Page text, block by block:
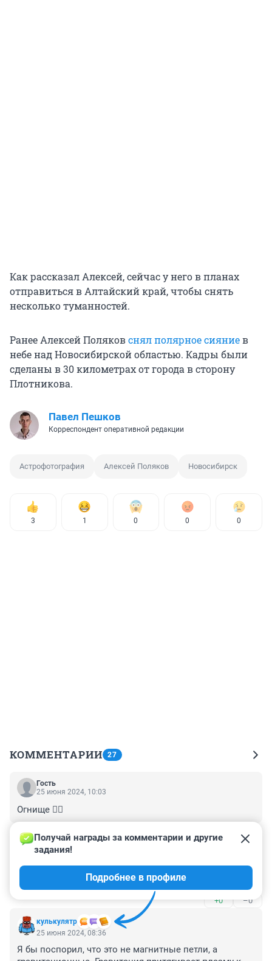
Как рассказал Алексей, сейчас у него в планах
отправиться в Алтайский край, чтобы снять
несколько туманностей.
Ранее Алексей Поляковснял полярное сияниев
небе над Новосибирской областью. Кадры были
сделаны в 30 километрах от города в сторону
Плотникова.
Павел Пешков
Корреспондент оперативной редакции
Астрофотография Алексей Поляков Новосибирск
3 1 0 0 0
КОММЕНТАРИИ 27
Гость
25 июня 2024, 10:03
Огнище ❤️‍🔥
–0
Гость
Не слезаю с телескопа
+0 –0
кулькулятр
Получай награды за комментарии и другие
задания!
Подробнее в профиле
25 июня 2024, 08:36
Я бы поспорил, что это не магнитные петли, а